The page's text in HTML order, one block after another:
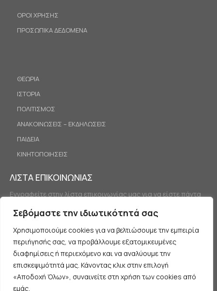
Σεβόμαστε την ιδιωτικότητά σας
Χρησιμοποιούμε cookies για να βελτιώσουμε την εμπειρία
περιήγησής σας, να προβάλλουμε εξατομικευμένες
διαφημίσεις ή περιεχόμενο και να αναλύουμε την
επισκεψιμότητά μας. Κάνοντας κλικ στην επιλογή
«Αποδοχή Όλων», συναινείτε στη χρήση των cookies από
εμάς.
ΟΡΟΙ ΧΡΗΣΗΣ
ΠΡΟΣΩΠΙΚΑ ΔΕΔΟΜΕΝΑ
ΘΕΩΡΙΑ
ΙΣΤΟΡΙΑ
ΠΟΛΙΤΙΣΜΟΣ
ΑΝΑΚΟΙΝΩΣΕΙΣ – ΕΚΔΗΛΩΣΕΙΣ
ΠΑΙΔΕΙΑ
ΚΙΝΗΤΟΠΟΙΗΣΕΙΣ
ΛΙΣΤΑ ΕΠΙΚΟΙΝΩΝΙΑΣ
Εγγραφείτε στην λίστα επικοινωνίας μας για να είστε πάντα
Εγγραφή